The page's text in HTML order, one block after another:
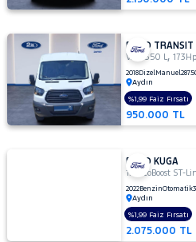
FORD TRANSIT
VAN 350 L,173Hp
2018DizelManuel
Aydın
950.000 TL
%1,99 Faiz Fırsatı
FORD KUGA
1.5 EcoBoost ST-
2022BenzinOtomatik
Aydın
2.075.000 TL
%1,99 Faiz Fırsatı